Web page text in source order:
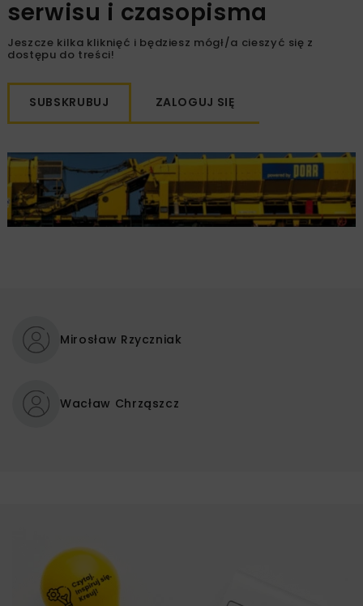
serwisu i czasopisma
Jeszcze kilka kliknięć i będziesz mógł/a cieszyć się z
dostępu do treści!
SUBSKRUBUJ ZALOGUJ SIĘ
Mirosław Rzyczniak
Wacław Chrząszcz